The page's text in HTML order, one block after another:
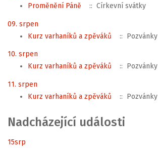
Proměnění Páně
:: Církevní svátky
09. srpen
Kurz varhaníků a zpěváků
:: Pozvánky
10. srpen
Kurz varhaníků a zpěváků
:: Pozvánky
11. srpen
Kurz varhaníků a zpěváků
:: Pozvánky
Nadcházející události
15srp